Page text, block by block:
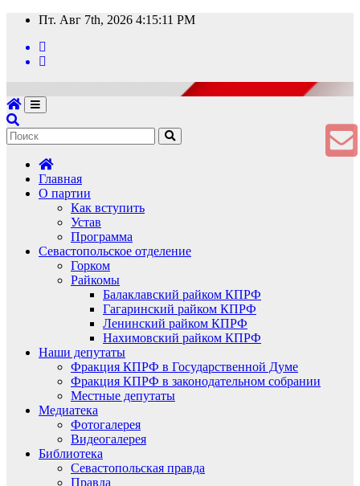
Перейти
содержимому
Пт. Авг 7th, 2026 4:15:11 PM
Главная
О партии
Как вступить
Устав
Программа
Севастопольское отделение
Горком
Райкомы
Балаклавский райком КПРФ
Гагаринский райком КПРФ
Ленинский райком КПРФ
Нахимовский райком КПРФ
Наши депутаты
Фракция КПРФ в Государственной Думе
Фракция КПРФ в законодательном собрании
Местные депутаты
Медиатека
Фотогалерея
Видеогалерея
Библиотека
Севастопольская правда
Правда